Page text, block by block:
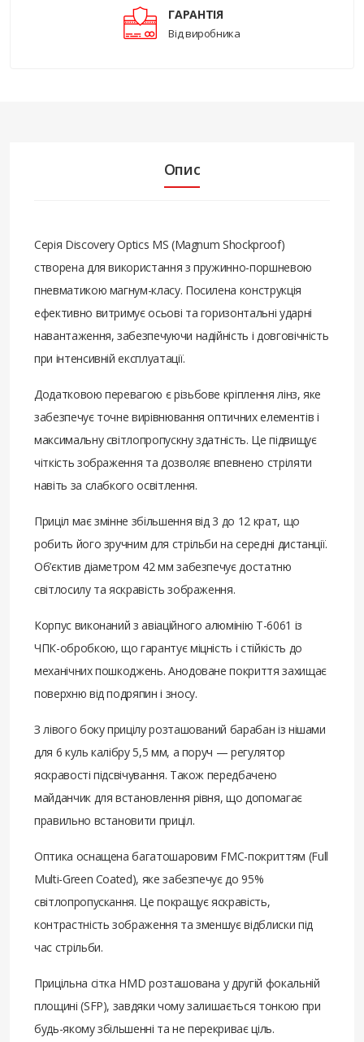
ГАРАНТІЯ
Від виробника
Опис
Серія Discovery Optics MS (Magnum Shockproof)
створена для використання з пружинно-поршневою
пневматикою магнум-класу. Посилена конструкція
ефективно витримує осьові та горизонтальні ударні
навантаження, забезпечуючи надійність і довговічність
при інтенсивній експлуатації.
Додатковою перевагою є різьбове кріплення лінз, яке
забезпечує точне вирівнювання оптичних елементів і
максимальну світлопропускну здатність. Це підвищує
чіткість зображення та дозволяє впевнено стріляти
навіть за слабкого освітлення.
Приціл має змінне збільшення від 3 до 12 крат, що
робить його зручним для стрільби на середні дистанції.
Об’єктив діаметром 42 мм забезпечує достатню
світлосилу та яскравість зображення.
Корпус виконаний з авіаційного алюмінію T-6061 із
ЧПК-обробкою, що гарантує міцність і стійкість до
механічних пошкоджень. Анодоване покриття захищає
поверхню від подряпин і зносу.
З лівого боку прицілу розташований барабан із нішами
для 6 куль калібру 5,5 мм, а поруч — регулятор
яскравості підсвічування. Також передбачено
майданчик для встановлення рівня, що допомагає
правильно встановити приціл.
Оптика оснащена багатошаровим FMC-покриттям (Full
Multi-Green Coated), яке забезпечує до 95%
світлопропускання. Це покращує яскравість,
контрастність зображення та зменшує відблиски під
час стрільби.
Прицільна сітка HMD розташована у другій фокальній
площині (SFP), завдяки чому залишається тонкою при
будь-якому збільшенні та не перекриває ціль.